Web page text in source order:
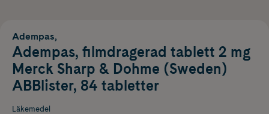
Adempas,
Adempas, filmdragerad tablett 2 mg
Merck Sharp & Dohme (Sweden)
ABBlister, 84 tabletter
Läkemedel